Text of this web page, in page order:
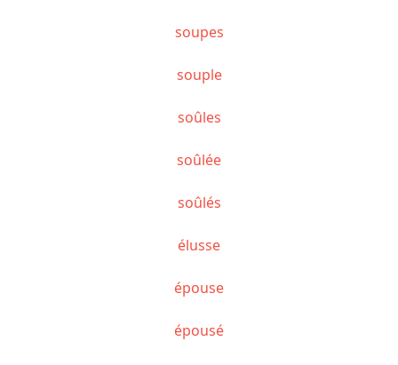
soupes
souple
soûles
soûlée
soûlés
élusse
épouse
épousé